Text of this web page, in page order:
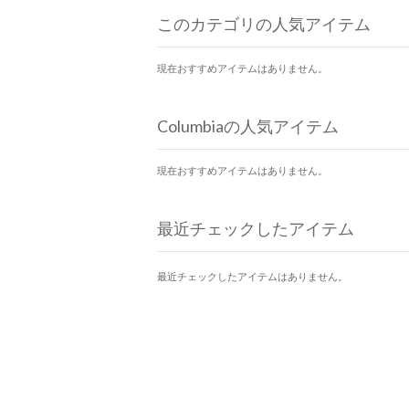
このカテゴリの人気アイテム
現在おすすめアイテムはありません。
Columbiaの人気アイテム
現在おすすめアイテムはありません。
最近チェックしたアイテム
最近チェックしたアイテムはありません。